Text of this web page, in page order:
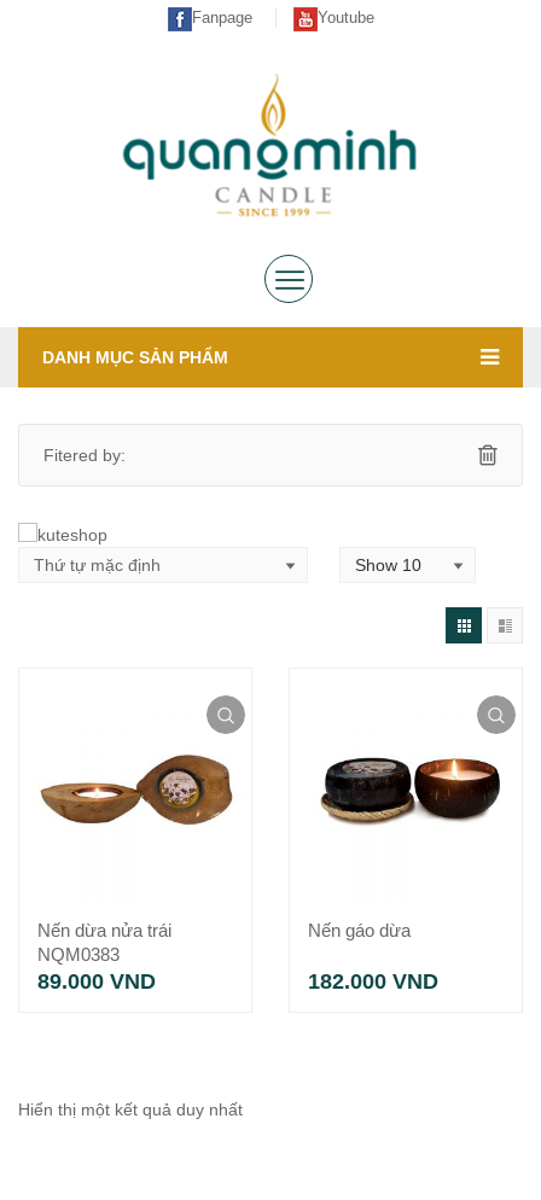
Fanpage Youtube
DANH MỤC SẢN PHẨM
Fitered by:
Nến dừa nửa trái
NQM0383
89.000 VND
Nến gáo dừa
182.000 VND
Hiển thị một kết quả duy nhất